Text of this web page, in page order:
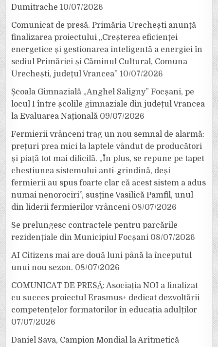
Dumitrache 10/07/2026
Comunicat de presă. Primăria Urechești anunță
finalizarea proiectului „Creșterea eficienței
energetice și gestionarea inteligentă a energiei în
sediul Primăriei și Căminul Cultural, Comuna
Urechești, județul Vrancea” 10/07/2026
Școala Gimnazială „Anghel Saligny” Focșani, pe
locul I între școlile gimnaziale din județul Vrancea
la Evaluarea Națională 09/07/2026
Fermierii vrânceni trag un nou semnal de alarmă:
prețuri prea mici la laptele vândut de producători
și piață tot mai dificilă. „În plus, se repune pe tapet
chestiunea sistemului anti-grindină, deși
fermierii au spus foarte clar că acest sistem a adus
numai nenorociri”, susține Vasilică Pamfil, unul
din liderii fermierilor vrânceni 08/07/2026
Se prelungesc contractele pentru parcările
rezidențiale din Municipiul Focșani 08/07/2026
AI Citizens mai are două luni până la începutul
unui nou sezon. 08/07/2026
COMUNICAT DE PRESĂ: Asociația NOI a finalizat
cu succes proiectul Erasmus+ dedicat dezvoltării
competențelor formatorilor în educația adulților
07/07/2026
Daniel Sava, Campion Mondial la Aritmetică